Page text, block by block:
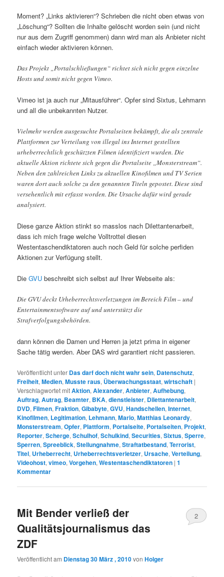
Moment? „Links aktivieren“? Schrieben die nicht oben etwas von
„Löschung“? Sollten die Inhalte gelöscht worden sein (und nicht
nur aus dem Zugriff genommen) dann wird man als Anbieter nicht
einfach wieder aktivieren können.
Das Projekt „Portalschließungen“ richtet sich nicht gegen einzelne
Hosts und somit nicht gegen Vimeo.
Vimeo ist ja auch nur „Mitausführer“. Opfer sind Sixtus, Lehmann
und all die unbekannten Nutzer.
Vielmehr werden ausgesuchte Portalseiten bekämpft, die als zentrale
Plattformen zur Verteilung von illegal ins Internet gestellten
urheberrechtlich geschützten Filmen identifiziert wurden. Die
aktuelle Aktion richtete sich gegen die Portalseite „Monsterstream“.
Neben den zahlreichen Links zu aktuellen Kinofilmen und TV Serien
waren dort auch solche zu den genannten Titeln gepostet. Diese sind
versehentlich mit erfasst worden. Die Ursache dafür wird gerade
analysiert.
Diese ganze Aktion stinkt so masslos nach Dilettantenarbeit,
dass ich mich frage welche Volltrottel diesen
Westentaschendiktatoren auch noch Geld für solche perfiden
Aktionen zur Verfügung stellt.
DieGVU beschreibt sich selbst auf Ihrer Webseite als:
Die GVU deckt Urheberrechtsverletzungen im Bereich Film – und
Entertainmentsoftware auf und unterstützt die
Strafverfolgungsbehörden.
dann können die Damen und Herren ja jetzt prima in eigener
Sache tätig werden. Aber DAS wird garantiert nicht passieren.
Veröffentlicht unter Das darf doch nicht wahr sein, Datenschutz,
Freiheit,Medien,Musste raus, Überwachungsstaat,wirtschaft |
Verschlagwortet mitAktion,Alexander,Anbieter,Aufhebung,
Auftrag,Autrag, Beamter, BKA,dienstleister, Dilettantenarbeit,
DVD,Filmen,Fraktion,Gibabyte,GVU,Handschellen,Internet,
Kinofilmen, Legitimation, Lehmann,Mario,Matthias Leonardy,
Monsterstream,Opfer, Plattform, Portalseite, Portalseiten, Projekt,
Reporter,Scherge,Schulhof,Schulkind,Securities,Sixtus,Sperre,
Sperren,Spreeblick,Stellungnahme,Straftatbestand,Terrorist,
Titel, Urheberrecht, Urheberrechtsverletzer, Ursache,Verteilung,
Videohost,vimeo,Vorgehen,Westentaschendiktatoren |1
Kommentar
Mit Bender verließ der
Qualitätsjournalismus das
ZDF
Veröffentlicht am Dienstag 30 März , 2010vonHolger
2